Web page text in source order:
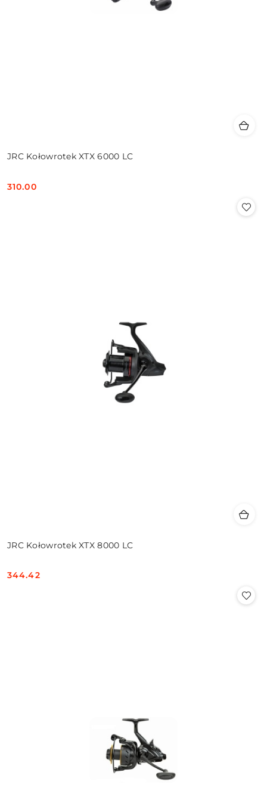
JRC Kołowrotek XTX 6000 LC
Cena:
310.00
JRC Kołowrotek XTX 8000 LC
Cena:
344.42